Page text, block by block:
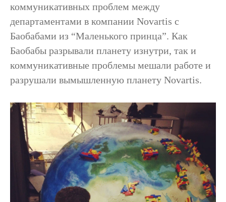
коммуникативных проблем между
департаментами в компании Novartis с
Баобабами из “Маленького принца”. Как
Баобабы разрывали планету изнутри, так и
коммуникативные проблемы мешали работе и
разрушали вымышленную планету Novartis.